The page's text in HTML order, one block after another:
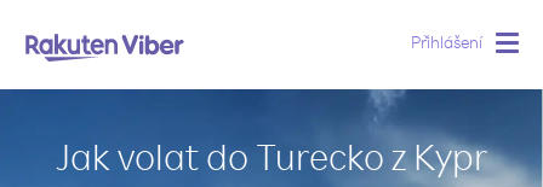
Přihlášení
Jak volat do Turecko z Kypr